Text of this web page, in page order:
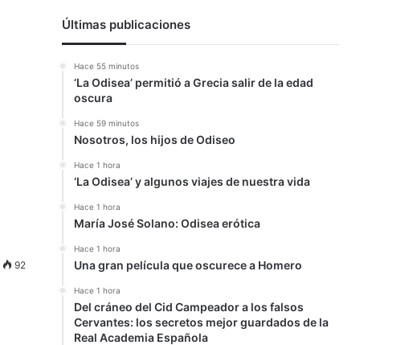
92
Últimas publicaciones
Hace 55 minutos
‘La Odisea’ permitió a Grecia salir de la edad
oscura
Hace 59 minutos
Nosotros, los hijos de Odiseo
Hace 1 hora
‘La Odisea’ y algunos viajes de nuestra vida
Hace 1 hora
María José Solano: Odisea erótica
Hace 1 hora
Una gran película que oscurece a Homero
Hace 1 hora
Del cráneo del Cid Campeador a los falsos
Cervantes: los secretos mejor guardados de la
Real Academia Española